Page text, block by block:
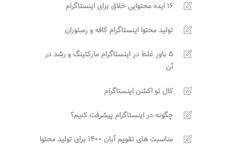
16 ایده محتوایی خلاق برای اینستاگرام
تولید محتوا اینستاگرام کافه و رستوران
5 باور غلط در اینستاگرام مارکتینگ و رشد در
آن
کال تو اکشن اینستاگرام
چگونه در اینستاگرام پیشرفت کنیم؟
مناسبت های تقویم آبان 1400 برای تولید محتوا